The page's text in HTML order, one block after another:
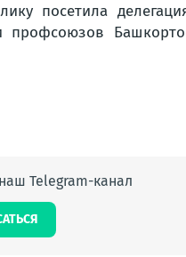
Telegram-канал